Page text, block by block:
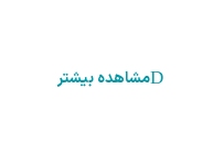
مشاهده بیشتر